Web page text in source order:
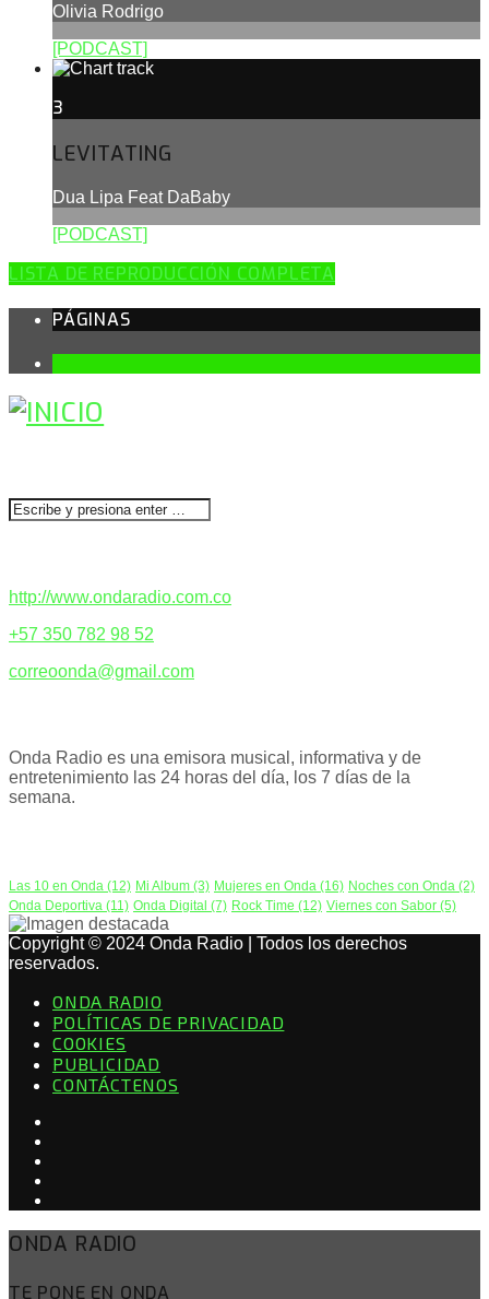
Olivia Rodrigo
[PODCAST]
3
LEVITATING
Dua Lipa Feat DaBaby
[PODCAST]
LISTA DE REPRODUCCIÓN COMPLETA
PÁGINAS
http://www.ondaradio.com.co
+57 350 782 98 52
correoonda@gmail.com
Onda Radio es una emisora musical, informativa y de
entretenimiento las 24 horas del día, los 7 días de la
semana.
Las 10 en Onda (12) Mi Album (3) Mujeres en Onda (16) Noches con Onda (2)
Onda Deportiva (11) Onda Digital (7) Rock Time (12) Viernes con Sabor (5)
Copyright © 2024 Onda Radio | Todos los derechos
reservados.
ONDA RADIO
POLÍTICAS DE PRIVACIDAD
COOKIES
PUBLICIDAD
CONTÁCTENOS
ONDA RADIO
TE PONE EN ONDA